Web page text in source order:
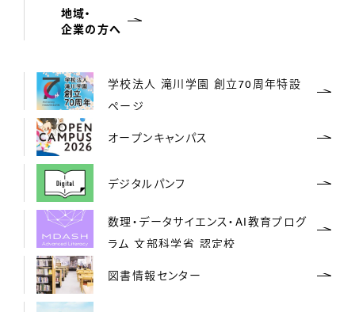
地域・
企業の方へ
学校法人 滝川学園 創立70周年特設
ページ
オープンキャンパス
デジタルパンフ
数理・データサイエンス・AI教育プログ
ラム 文部科学省 認定校
図書情報センター